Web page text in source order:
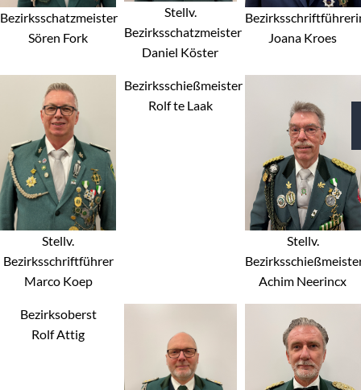
Bezirksschatzmeister
Sören Fork
Stellv.
Bezirksschatzmeister
Daniel Köster
Joana Kroes
Stellv.
Bezirksschriftführer
Marco Koep
Bezirksschießmeister
Rolf te Laak
Stellv.
Achim Neerincx
Bezirksoberst
Rolf Attig